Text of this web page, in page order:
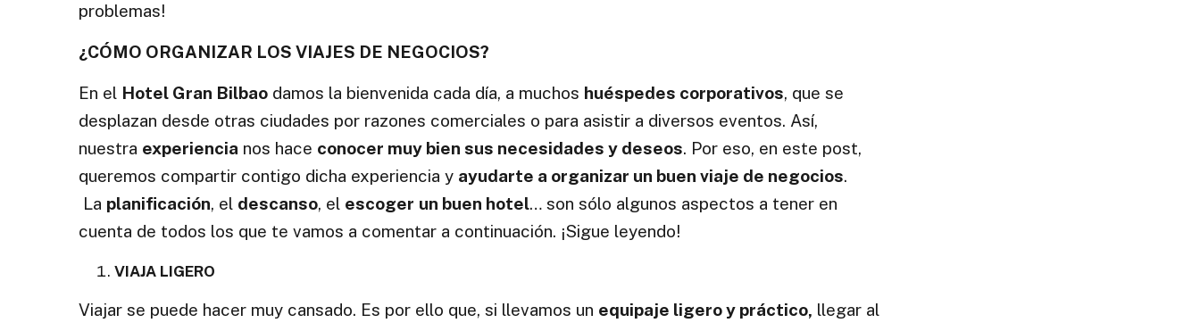
problemas!
¿CÓMO ORGANIZAR LOS VIAJES DE NEGOCIOS?
En el Hotel Gran Bilbao damos la bienvenida cada día, a muchos huéspedes corporativos, que se
desplazan desde otras ciudades por razones comerciales o para asistir a diversos eventos. Así,
nuestra experiencia nos hace conocer muy bien sus necesidades y deseos. Por eso, en este post,
queremos compartir contigo dicha experiencia y ayudarte a organizar un buen viaje de negocios.
La planificación, el descanso, el escoger un buen hotel… son sólo algunos aspectos a tener en
cuenta de todos los que te vamos a comentar a continuación. ¡Sigue leyendo!
VIAJA LIGERO
Viajar se puede hacer muy cansado. Es por ello que, si llevamos un equipaje ligero y práctico, llegar al